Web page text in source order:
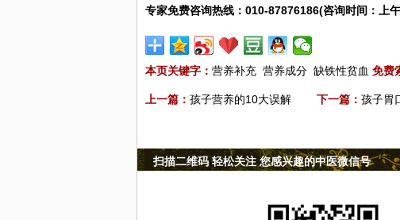
专家免费咨询热线：010-87876186(咨询时间：上
本页关键字： 营养补充 营养成分 缺铁性贫血 免费
上一篇： 孩子营养的10大误解 下一篇： 孩子胃
扫描二维码 轻松关注 您感兴趣的中医微信号